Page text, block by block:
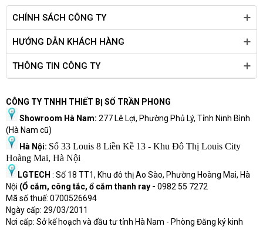
Cổng giao tiếp
(Data Transfer Only); 1 RJ-45; 1 AC smart pin; 1
HDMI 1.4b; 1 headphone/microphone combo
Webcam
Có
Nhận dạng vân
Không có
mặt
Không có
Tính năng khác
Hệ điều hành
Pin
3 cell
Kích thước
35.85 x 24.2 x 1.99 cm
Trọng lượng
1.74 kg
Màu sắc/ Chất
liệu
Silver
CHÍNH SÁCH CÔNG TY
HƯỚNG DẪN KHÁCH HÀNG
THÔNG TIN CÔNG TY
CÔNG TY TNHH THIẾT BỊ SỐ TRẦN PHONG
Showroom Hà Nam: 277 Lê Lợi, Phường Phủ Lý, Tỉnh Ninh Bình
(Hà Nam cũ)
Hà Nội: Số 33 Louis 8 Liền Kề 13 - Khu Đô Thị Louis City
Hoàng Mai, Hà Nội
LGTECH : Số 18 TT1, Khu đô thị Ao Sào, Phường Hoàng Mai, Hà
Nội (Ổ cắm, công tắc, ổ cắm thanh ray - 0982 55 7272
Mã số thuế: 0700526694
Ngày cấp: 29/03/2011
Nơi cấp: Sở kế hoạch và đầu tư tỉnh Hà Nam - Phòng Đăng ký kinh